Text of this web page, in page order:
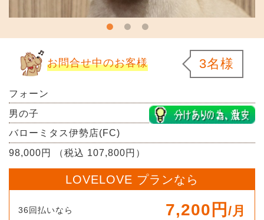
お問合せ中のお客様 3名様
フォーン
男の子
バローミタス伊勢店(FC)
98,000円 （税込 107,800円）
LOVELOVE プランなら
36回払いなら 7,200円 /月